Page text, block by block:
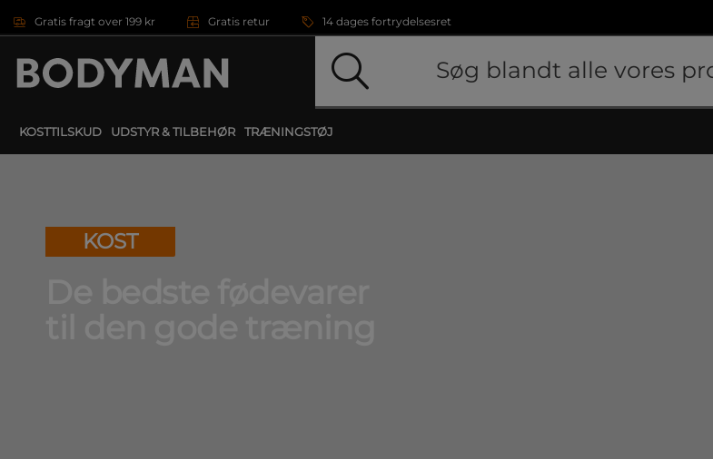
Gratis fragt over 199 kr Gratis retur 14 dages fortrydelsesret
KOSTTILSKUD UDSTYR & TILBEHØR TRÆNINGSTØJ
KOST